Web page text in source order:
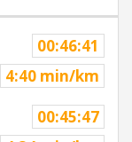
00:46:41
4:40 min/km
00:45:47